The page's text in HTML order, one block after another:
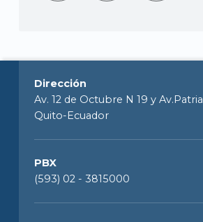
Dirección
Av. 12 de Octubre N 19 y Av.Patria
Quito-Ecuador
PBX
(593) 02 - 3815000